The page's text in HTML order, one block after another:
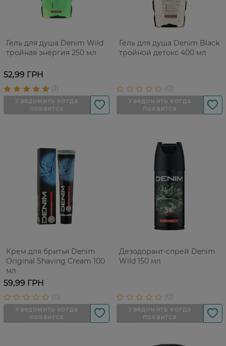
Гель для душа Denim Wild
тройная энергия 250 мл
52,99 ГРН
Гель для душа Denim Black
тройной детокс 400 мл
Крем для бритья Denim
Original Shaving Cream 100
мл
59,99 ГРН
Дезодорант-спрей Denim
Wild 150 мл